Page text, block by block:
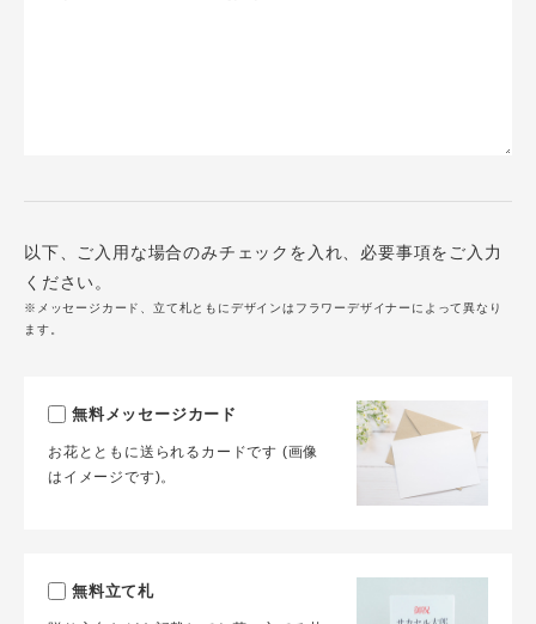
以下、ご入用な場合のみチェックを入れ、必要事項をご入力
ください。
※メッセージカード、立て札ともにデザインはフラワーデザイナーによって異なり
ます。
無料メッセージカード
お花とともに送られるカードです (画像
はイメージです)。
無料立て札